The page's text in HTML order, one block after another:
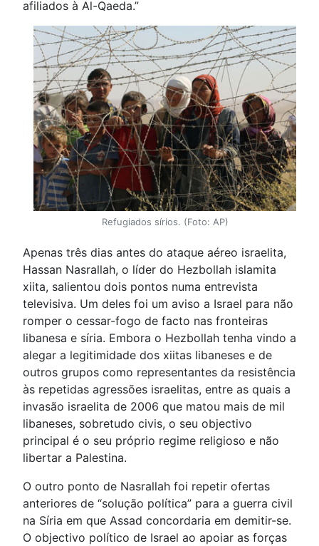
afiliados à Al-Qaeda.”
Refugiados sírios. (Foto: AP)
Apenas três dias antes do ataque aéreo israelita,
Hassan Nasrallah, o líder do Hezbollah islamita
xiita, salientou dois pontos numa entrevista
televisiva. Um deles foi um aviso a Israel para não
romper o cessar-fogo de facto nas fronteiras
libanesa e síria. Embora o Hezbollah tenha vindo a
alegar a legitimidade dos xiitas libaneses e de
outros grupos como representantes da resistência
às repetidas agressões israelitas, entre as quais a
invasão israelita de 2006 que matou mais de mil
libaneses, sobretudo civis, o seu objectivo
principal é o seu próprio regime religioso e não
libertar a Palestina.
O outro ponto de Nasrallah foi repetir ofertas
anteriores de “solução política” para a guerra civil
na Síria em que Assad concordaria em demitir-se.
O objectivo político de Israel ao apoiar as forças